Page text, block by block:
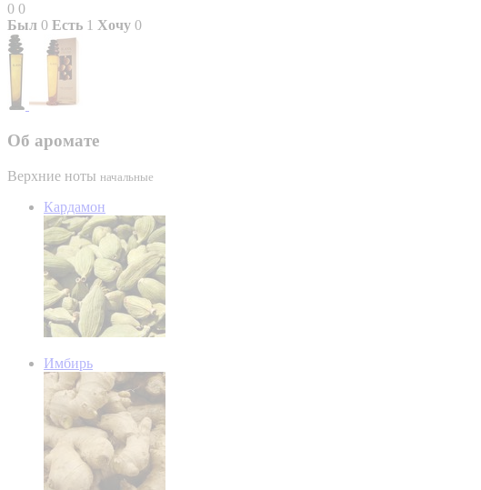
0 0
Был 0 Есть 1 Хочу 0
Об аромате
Верхние ноты начальные
Кардамон
Имбирь